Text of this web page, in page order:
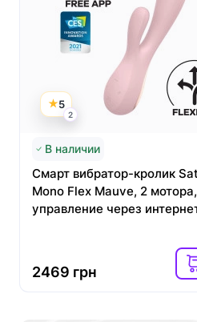
5
2
В наличии
Смарт вибратор-кролик
Mono Flex Mauve, 2 мотора,
управление через
2469 грн